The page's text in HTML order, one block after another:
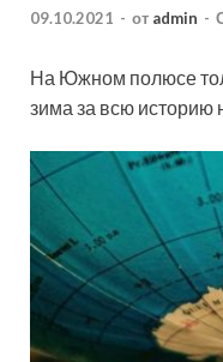
09.10.2021 - от admin -
На Южном полюсе
зима за всю историю